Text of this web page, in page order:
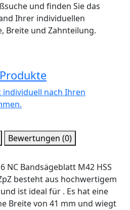
und finden Sie das
Ihrer individuellen
Breite und Zahnteilung.
individuell nach Ihren
Bewertungen (0)
NC Bandsägeblatt M42 HSS
besteht aus hochwertigem
ist ideal für . Es hat eine
Breite von 41 mm und wiegt